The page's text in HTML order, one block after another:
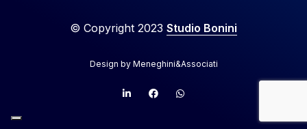
© Copyright 2023 Studio Bonini
Design by Meneghini&Associati